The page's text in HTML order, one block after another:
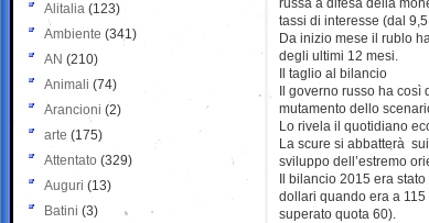
russa a difesa della
tassi di interesse (dal
Da inizio mese il rublo
degli ultimi 12 mesi.
Il taglio al bilancio
Il governo russo ha
mutamento dello
Lo rivela il quotidiano
La scure si abbatterà
sviluppo dell’estremo
Il bilancio 2015 era
dollari quando era a
superato quota 60).
Alitalia (123)
Ambiente (341)
AN (210)
Animali (74)
Arancioni (2)
arte (175)
Attentato (329)
Auguri (13)
Batini (3)